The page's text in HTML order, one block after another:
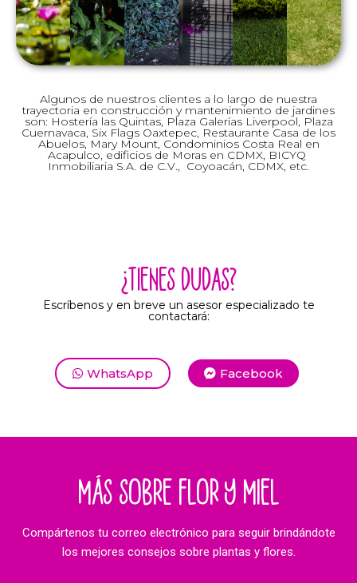
Algunos de nuestros clientes a lo largo de nuestra
trayectoria en construcción y mantenimiento de jardines
son: Hostería las Quintas, Plaza Galerías Liverpool, Plaza
Cuernavaca, Six Flags Oaxtepec, Restaurante Casa de los
Abuelos, Mary Mount, Condominios Costa Real en
Acapulco, edificios de Moras en CDMX, BICYQ
Inmobiliaria S.A. de C.V., Coyoacán, CDMX, etc.
¿TIENES DUDAS?
Escríbenos y en breve un asesor especializado te
contactará:
WhatsApp Facebook
MÁS SOBRE FLOR Y MIEL
Compártenos tu correo electrónico para seguir brindándote
los mejores consejos sobre plantas y flores.